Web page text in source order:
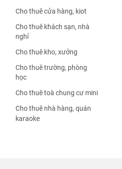
Cho thuê cửa hàng, kiot
Cho thuê khách sạn, nhà
nghỉ
Cho thuê kho, xưởng
Cho thuê trường, phòng
học
Cho thuê toà chung cư mini
Cho thuê nhà hàng, quán
karaoke